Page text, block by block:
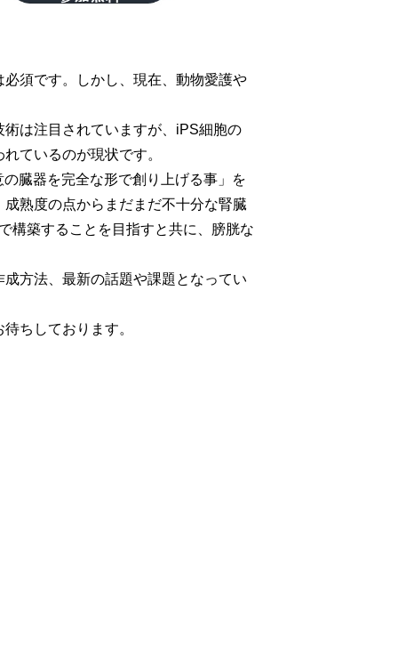
須です。しかし、現在、動物愛護や
は注目されていますが、iPS細胞の
ているのが現状です。
臓器を完全な形で創り上げる事」を
熟度の点からまだまだ不十分な腎臓
構築することを目指すと共に、膀胱な
方法、最新の話題や課題となってい
ちしております。